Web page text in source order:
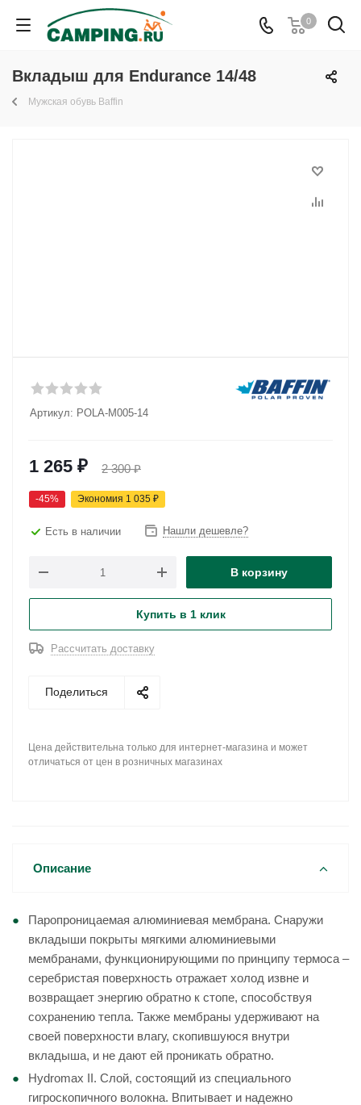
0
Вкладыш для Endurance 14/48
Мужская обувь Baffin
Артикул: POLA-M005-14
1 265 ₽ 2 300₽
-45% Экономия 1 035 ₽
Есть в наличии Нашли дешевле?
В корзину
Купить в 1 клик
Рассчитать доставку
Поделиться
Цена действительна только для интернет-магазина и может
отличаться от цен в розничных магазинах
Описание
Паропроницаемая алюминиевая мембрана. Снаружи
вкладыши покрыты мягкими алюминиевыми
мембранами, функционирующими по принципу термоса –
серебристая поверхность отражает холод извне и
возвращает энергию обратно к стопе, способствуя
сохранению тепла. Также мембраны удерживают на
своей поверхности влагу, скопившуюся внутри
вкладыша, и не дают ей проникать обратно.
Hydromax II. Слой, состоящий из специального
гигроскопичного волокна. Впитывает и надежно